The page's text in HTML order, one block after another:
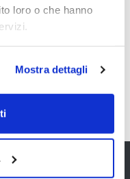
loro o che hanno
Mostra dettagli
il
Per il